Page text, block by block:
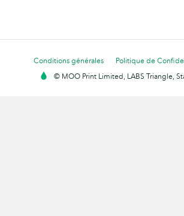
Conditions générales
Politique de
© MOO Print Limited, LABS Triangle,